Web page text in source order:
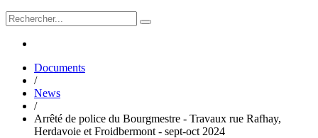
Documents
/
News
/
Arrêté de police du Bourgmestre - Travaux rue Rafhay,
Herdavoie et Froidbermont - sept-oct 2024